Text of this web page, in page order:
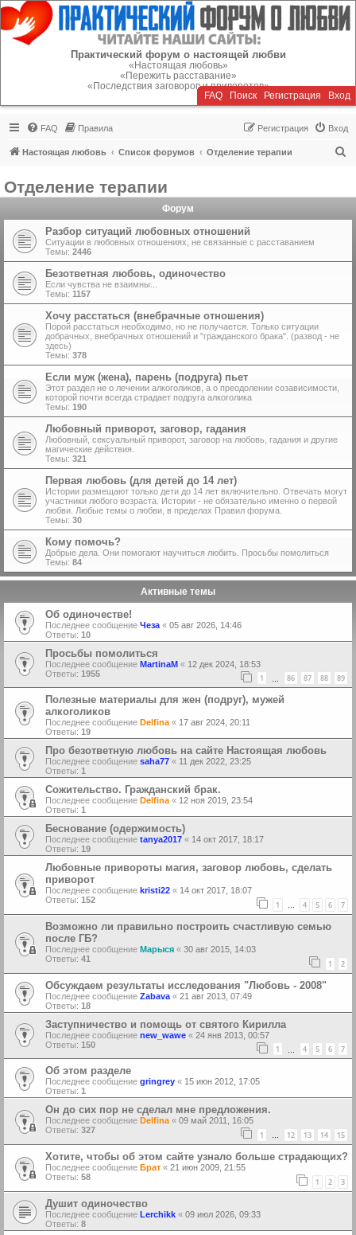
Регистрация
Практический форум о настоящей любви
«Настоящая любовь»
«Пережить расставание»
«Последствия заговоров и приворотов»
FAQ Поиск Регистрация Вход
FAQ Правила Вход
Регистрация
Настоящая любовь Список форумов Отделение терапии
Отделение терапии
Форум
Разбор ситуаций любовных отношений
Ситуации в любовных отношениях, не связанные с расставанием
Темы: 2446
Безответная любовь, одиночество
Если чувства не взаимны...
Темы: 1157
Хочу расстаться (внебрачные отношения)
Порой расстаться необходимо, но не получается. Только ситуации
добрачных, внебрачных отношений и "гражданского брака". (развод - не
здесь)
Темы: 378
Если муж (жена), парень (подруга) пьет
Этот раздел не о лечении алкоголиков, а о преодолении созависимости,
которой почти всегда страдает подруга алкоголика
Темы: 190
Любовный приворот, заговор, гадания
Любовный, сексуальный приворот, заговор на любовь, гадания и другие
магические действия.
Темы: 321
Первая любовь (для детей до 14 лет)
Истории размещают только дети до 14 лет включительно. Отвечать могут
участники любого возраста. Истории - не обязательно именно о первой
любви. Любые темы о любви, в пределах Правил форума.
Темы: 30
Кому помочь?
Добрые дела. Они помогают научиться любить. Просьбы помолиться
Темы: 84
Активные темы
Об одиночестве!
Последнее сообщение Чеза « 05 авг 2026, 14:46
Ответы: 10
Просьбы помолиться
Последнее сообщение MartinaM « 12 дек 2024, 18:53
Ответы: 1955 1 86 87 88 89
Полезные материалы для жен (подруг), мужей
алкоголиков
Последнее сообщение Delfina « 17 авг 2024, 20:11
Ответы: 19
Про безответную любовь на сайте Настоящая любовь
Последнее сообщение saha77 « 11 дек 2022, 23:25
Ответы: 1
Сожительство. Гражданский брак.
Последнее сообщение Delfina « 12 ноя 2019, 23:54
Ответы: 1
Беснование (одержимость)
Последнее сообщение tanya2017 « 14 окт 2017, 18:17
Ответы: 19
Любовные привороты магия, заговор любовь, сделать
приворот
Последнее сообщение kristi22 « 14 окт 2017, 18:07
Ответы: 152 1 … 4 5 6 7
Возможно ли правильно построить счастливую семью
после ГБ?
Последнее сообщение Марыся « 30 авг 2015, 14:03
Ответы: 41 1 2
Обсуждаем результаты исследования "Любовь - 2008"
Последнее сообщение Zabava « 21 авг 2013, 07:49
Ответы: 18
Заступничество и помощь от святого Кирилла
Последнее сообщение new_wawe « 24 янв 2013, 00:57
Ответы: 150 1 4 5 6 7
Об этом разделе
Последнее сообщение gringrey « 15 июн 2012, 17:05
Ответы: 1
Oн до сих пор не сделал мне предложения.
Последнее сообщение Delfina « 09 май 2011, 16:05
Ответы: 327 1 … 12 13 14 15
Хотите, чтобы об этом сайте узнало больше страдающих?
Последнее сообщение Брат « 21 июн 2009, 21:55
Ответы: 58 1 2 3
Душит одиночество
Последнее сообщение Lerchikk « 09 июл 2026, 09:33
Ответы: 8